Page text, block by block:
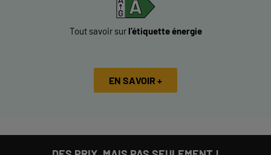
Tout savoir surl’étiquette énergie
EN SAVOIR +